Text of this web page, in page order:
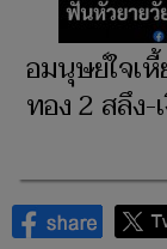
อมนุษย์ใจเ
ทอง 2 สลึง-